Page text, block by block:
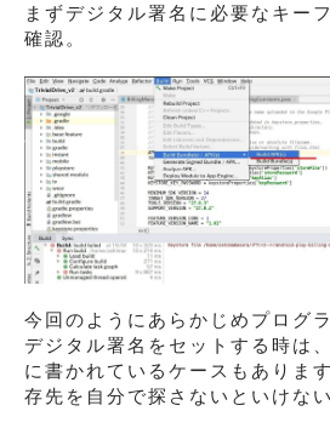
まずデジタル署名に必要なキー
確認。
今回のようにあらかじめプログ
デジタル署名をセットする時は
に書かれているケースもありま
存先を自分で探さないといけな